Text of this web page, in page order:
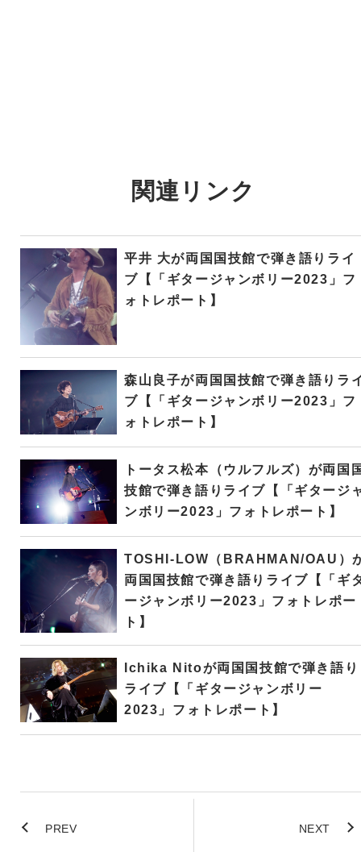
関連リンク
平井 大が両国国技館で弾き語りライ
ブ【「ギタージャンボリー2023」フ
ォトレポート】
森山良子が両国国技館で弾き語りラ
ブ【「ギタージャンボリー2023」フ
ォトレポート】
トータス松本（ウルフルズ）が両国
技館で弾き語りライブ【「ギタージ
ンボリー2023」フォトレポート】
TOSHI-LOW（BRAHMAN/OAU）
両国国技館で弾き語りライブ【「ギ
ージャンボリー2023」フォトレポー
ト】
Ichika Nitoが両国国技館で弾き語り
ライブ【「ギタージャンボリー
2023」フォトレポート】
PREV NEXT